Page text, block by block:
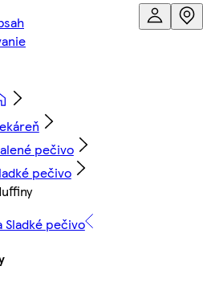
pečivo
pečivo
Sladké pečivo